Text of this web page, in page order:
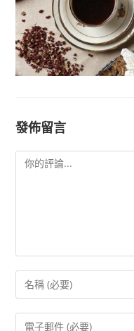
發佈留言